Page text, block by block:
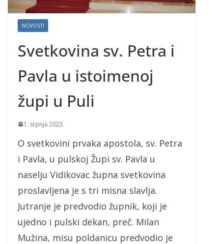
NOVOSTI
Svetkovina sv. Petra i
Pavla u istoimenoj
župi u Puli
1. srpnja 2022.
O svetkovini prvaka apostola, sv. Petra
i Pavla, u pulskoj Župi sv. Pavla u
naselju Vidikovac župna svetkovina
proslavljena je s tri misna slavlja.
Jutranje je predvodio župnik, koji je
ujedno i pulski dekan, preč. Milan
Mužina, misu poldanicu predvodio je